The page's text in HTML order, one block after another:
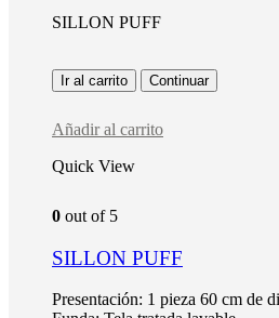
SILLON PUFF
Ir al carrito Continuar
Añadir al carrito
Quick View
0 out of 5
SILLON PUFF
Presentación: 1 pieza 60 cm de